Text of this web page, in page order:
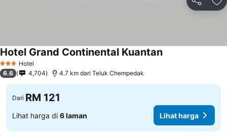
Kongsi
3 BintangHotel
Hotel Grand Continental KuantanLihat harga
6.6 4,704 4.7 km dari Teluk Chempedak
Dari RM 121
Lihat harga di 6 laman Lihat harga